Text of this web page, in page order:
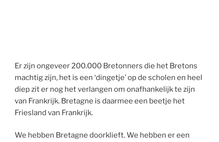
Er zijn ongeveer 200.000 Bretonners die het Bretons
machtig zijn, het is een ‘dingetje’ op de scholen en heel
diep zit er nog het verlangen om onafhankelijk te zijn
van Frankrijk. Bretagne is daarmee een beetje het
Friesland van Frankrijk.
We hebben Bretagne doorklieft. We hebben er een